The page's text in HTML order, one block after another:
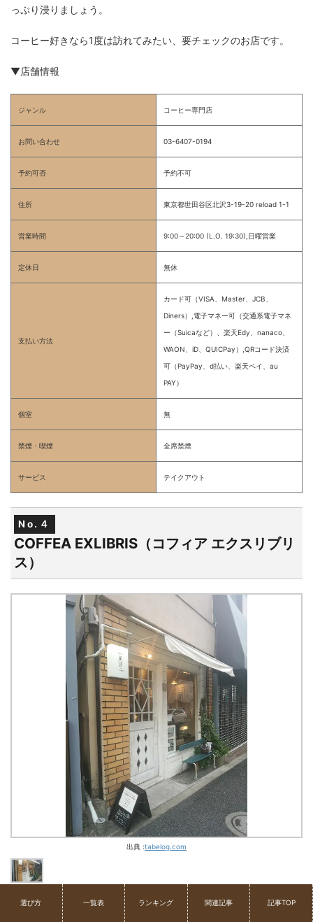
っぷり浸りましょう。
コーヒー好きなら1度は訪れてみたい、要チェックのお店です。
▼店舗情報
ジャンル コーヒー専門店
お問い合わせ 03-6407-0194
予約可否 予約不可
住所 東京都世田谷区北沢3-19-20 reload 1-1
営業時間 9:00～20:00 (L.O. 19:30),日曜営業
定休日 無休
支払い方法
カード可（VISA、Master、JCB、
Diners）,電子マネー可（交通系電子マネ
ー（Suicaなど）、楽天Edy、nanaco、
WAON、iD、QUICPay）,QRコード決済
可（PayPay、d払い、楽天ペイ、au
PAY）
個室 無
禁煙・喫煙 全席禁煙
サービス テイクアウト
No.４
COFFEA EXLIBRIS（コフィア エクスリブリ
ス）
出典 :tabelog.com
東京都世田谷区
COFFEA EXLIBRIS（コフィア エクスリブリ
選び方 一覧表 ランキング 関連記事 記事TOP